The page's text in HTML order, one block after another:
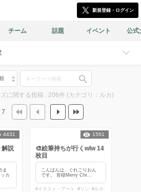
新規登録・ログイン
チーム 話題 イベント 公式
に関する投稿 : 206件 (カテゴリ：ルカ)
7
解説
ま
4431
🎨絵筆持ちが行くwlw 14
枚目
こんばんは、ぐれごりおん
です。 皆様Merry Chr...
#イラスト・アート #リン #ルカ
1561